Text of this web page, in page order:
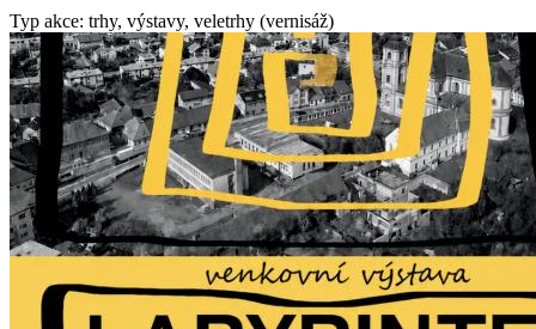
Typ akce: trhy, výstavy, veletrhy (vernisáž)